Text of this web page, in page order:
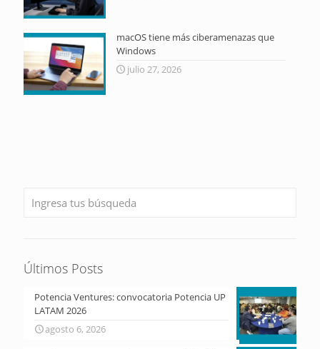
macOS tiene más ciberamenazas que
Windows
julio 27, 2026
Últimos Posts
Potencia Ventures: convocatoria Potencia UP
LATAM 2026
agosto 6, 2026